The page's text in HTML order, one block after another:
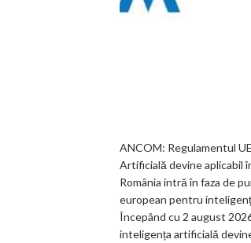
ANCOM: Regulamentul
Artificială devine aplicabil
România intră în faza de
european pentru
Începând cu 2 august
inteligența artificială